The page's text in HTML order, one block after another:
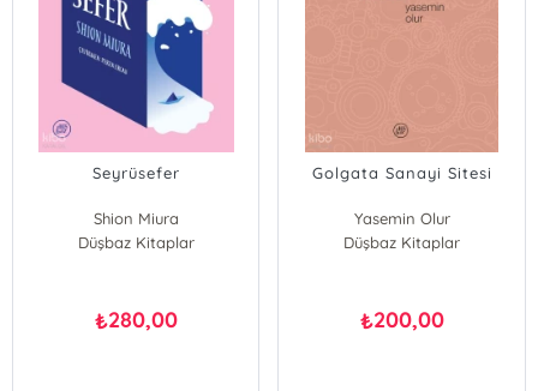
Seyrüsefer
Shion Miura
Düşbaz Kitaplar
₺280,00
Golgata Sanayi Sitesi
Yasemin Olur
Düşbaz Kitaplar
₺200,00